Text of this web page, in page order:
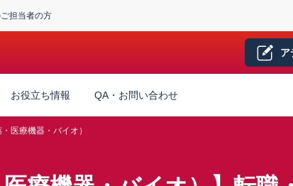
担当者の方
ア
お役立ち情報 QA・お問い合わせ
医療機器・バイオ）